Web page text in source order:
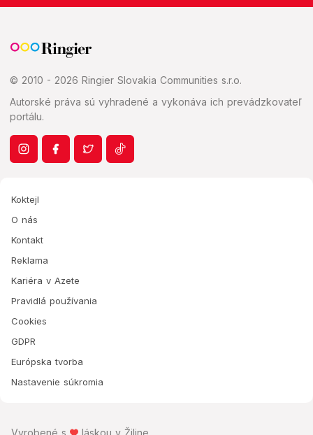
© 2010 - 2026 Ringier Slovakia Communities s.r.o.
Autorské práva sú vyhradené a vykonáva ich prevádzkovateľ
portálu.
Koktejl
O nás
Kontakt
Reklama
Kariéra v Azete
Pravidlá používania
Cookies
GDPR
Európska tvorba
Nastavenie súkromia
Vyrobené s láskou v Žiline